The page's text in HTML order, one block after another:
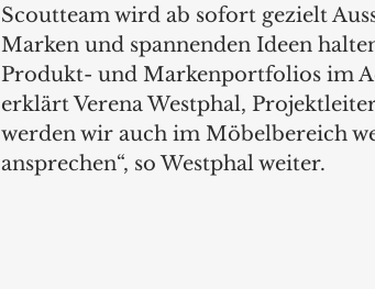
Scoutteam wird ab sofort gezielt
Marken und spannenden Ideen
Produkt- und Markenportfolios im
erklärt Verena Westphal,
werden wir auch im Möbelbereich
ansprechen“, so Westphal weiter.